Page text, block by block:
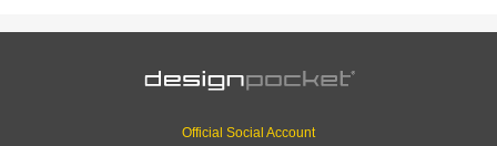
Official Social Account